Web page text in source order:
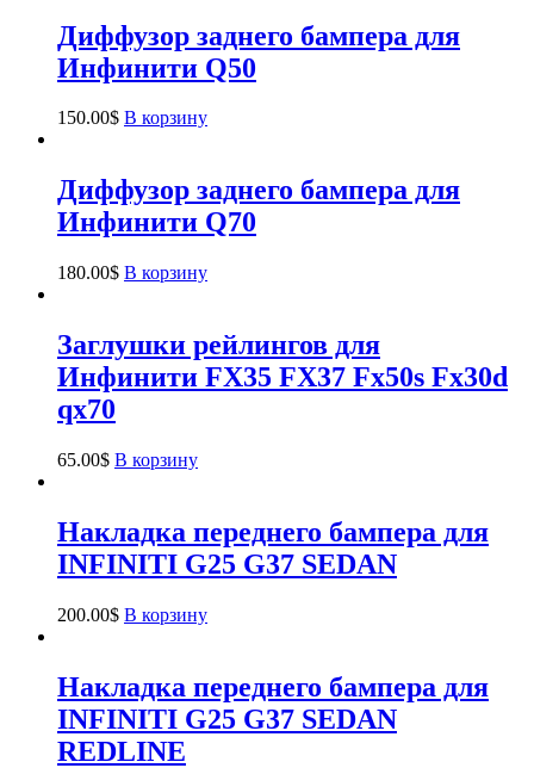
Диффузор заднего бампера для
Инфинити Q50
150.00$ В корзину
Диффузор заднего бампера для
Инфинити Q70
180.00$ В корзину
Заглушки рейлингов для
Инфинити FX35 FX37 Fx50s Fx30d
qx70
65.00$ В корзину
Накладка переднего бампера для
INFINITI G25 G37 SEDAN
200.00$ В корзину
Накладка переднего бампера для
INFINITI G25 G37 SEDAN
REDLINE